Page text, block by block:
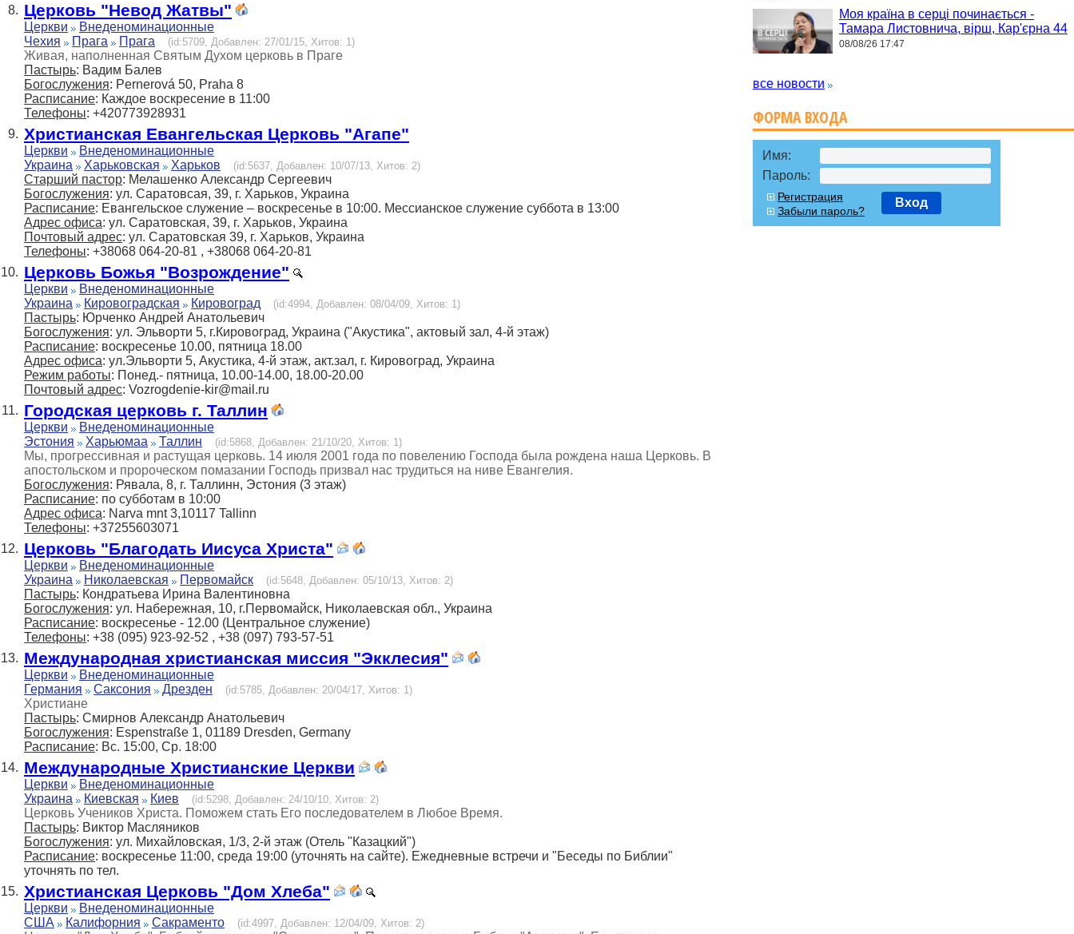
8. Церковь "Невод Жатвы"
Церкви
Внеденоминационные
Чехия
Прага Прага (id:5709, Добавлен: 27/01/15, Хитов: 1)
Живая, наполненная Святым Духом церковь в Праге
Пастырь: Вадим Балев
Богослужения: Pernerová 50, Praha 8
Расписание: Каждое воскресение в 11:00
Телефоны: +420773928931
9. Христианская Евангельская Церковь "Агапе"
Церкви
Внеденоминационные
Украина
Харьковская Харьков (id:5637, Добавлен: 10/07/13, Хитов: 2)
Старший пастор: Мелашенко Александр Сергеевич
Богослужения: ул. Саратовсая, 39, г. Харьков, Украина
Расписание: Евангельское служение – воскресенье в 10:00. Мессианское служение суббота в 13:00
Адрес офиса: ул. Саратовская, 39, г. Харьков, Украина
Почтовый адрес: ул. Саратовская 39, г. Харьков, Украина
Телефоны: +38068 064-20-81 , +38068 064-20-81
10. Церковь Божья "Возрождение"
Церкви
Внеденоминационные
Украина
Кировоградская Кировоград (id:4994, Добавлен: 08/04/09, Хитов: 1)
Пастырь: Юрченко Андрей Анатольевич
Богослужения: ул. Эльворти 5, г.Кировоград, Украина ("Акустика", актовый зал, 4-й этаж)
Расписание: воскресенье 10.00, пятница 18.00
Адрес офиса: ул.Эльворти 5, Акустика, 4-й этаж, акт.зал, г. Кировоград, Украина
Режим работы: Понед.- пятница, 10.00-14.00, 18.00-20.00
Почтовый адрес: Vozrogdenie-kir@mail.ru
11. Городская церковь г. Таллин
Церкви
Внеденоминационные
Эстония
Харьюмаа Таллин (id:5868, Добавлен: 21/10/20, Хитов: 1)
Мы, прогрессивная и растущая церковь. 14 июля 2001 года по повелению Господа была рождена наша Церковь. В
апостольском и пророческом помазании Господь призвал нас трудиться на ниве Евангелия.
Богослужения: Рявала, 8, г. Таллинн, Эстония (3 этаж)
Расписание: по субботам в 10:00
Адрес офиса: Narva mnt 3,10117 Tallinn
Телефоны: +37255603071
12. Церковь "Благодать Иисуса Христа"
Церкви
Внеденоминационные
Украина
Николаевская Первомайск (id:5648, Добавлен: 05/10/13, Хитов: 2)
Пастырь: Кондратьева Ирина Валентиновна
Богослужения: ул. Набережная, 10, г.Первомайск, Николаевская обл., Украина
Расписание: воскресенье - 12.00 (Центральное служение)
Телефоны: +38 (095) 923-92-52 , +38 (097) 793-57-51
13. Международная христианская миссия "Экклесия"
Церкви
Внеденоминационные
Германия
Саксония Дрезден (id:5785, Добавлен: 20/04/17, Хитов: 1)
Христиане
Пастырь: Смирнов Александр Анатольевич
Богослужения: Espenstraße 1, 01189 Dresden, Germany
Расписание: Вс. 15:00, Ср. 18:00
14. Международные Христианские Церкви
Церкви
Внеденоминационные
Украина
Киевская Киев (id:5298, Добавлен: 24/10/10, Хитов: 2)
Церковь Учеников Христа. Поможем стать Его последователем в Любое Время.
Пастырь: Виктор Масляников
Богослужения: ул. Михайловская, 1/3, 2-й этаж (Отель "Казацкий")
Расписание: воскресенье 11:00, среда 19:00 (уточнять на сайте). Ежедневные встречи и "Беседы по Библии"
уточнять по тел.
15. Христианская Церковь "Дом Хлеба"
Церкви
Внеденоминационные
США
Калифорния Сакраменто (id:4997, Добавлен: 12/04/09, Хитов: 2)
Моя країна в серці починається -
Тамара Листовнича, вірш, Кар'єрна 44
08/08/26 17:47
все новости
ФОРМА ВХОДА
Имя:
Пароль:
Регистрация
Забыли пароль?
Вход